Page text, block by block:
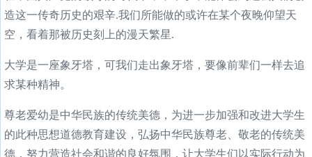
造这一传奇历史的艰辛.我们所能做的或许在某个夜晚仰望天
空，看着那被历史刻上的漫天繁星.
大学是一座象牙塔，可我们走出象牙塔，要像前辈们一样去追
求某种精神。
尊老爱幼是中华民族的传统美德，为进一步加强和改进大学生
的此种思想道德教育建设，弘扬中华民族尊老、敬老的传统美
德，努力营造社会和谐的良好氛围，让大学生们以实际行动为